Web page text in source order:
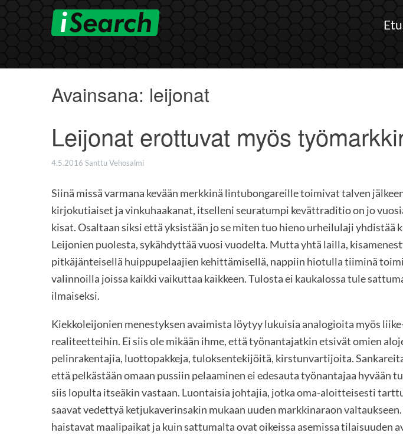
Skip
Avainsana: leijonat
Leijonat erottuvat myös
4.5.2016 Santtu Vehosalmi
Siinä missä varmana kevään merkkinä lintubongareille toimivat talven
kirjokutiaiset ja vinkuhaakanat, itselleni seuratumpi kevättraditio on jo
kisat. Osaltaan siksi että yksistään jo se miten tuo hieno urheilulaji yhdistää
Leijonien puolesta, sykähdyttää vuosi vuodelta. Mutta yhtä lailla,
pitkäjänteisellä huippupelaajien kehittämisellä, nappiin hiotulla tiiminä
valinnoilla joissa kaikki vaikuttaa kaikkeen. Tulosta ei kaukalossa tule
ilmaiseksi.
Kiekkoleijonien menestyksen avaimista löytyy lukuisia analogioita myös
realiteetteihin. Ei siis ole mikään ihme, että työnantajatkin etsivät omien
pelinrakentajia, luottopakkeja, tuloksentekijöitä, kirstunvartijoita.
että pelkästään omaan pussiin pelaaminen ei edesauta työnantajaa hyvään
siis lopulta itseäkin vastaan. Luontaisia johtajia, jotka oma-aloitteisesti
saavat vedettyä ketjukaverinsakin mukaan uuden markkinaraon
haistavat maalipaikat ja kuin sattumalta ovat oikeissa asemissa tilaisuuden